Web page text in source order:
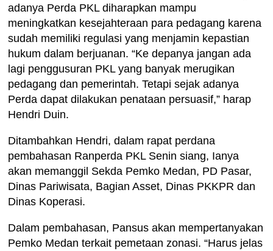
adanya Perda PKL diharapkan mampu
meningkatkan kesejahteraan para pedagang karena
sudah memiliki regulasi yang menjamin kepastian
hukum dalam berjuanan. “Ke depanya jangan ada
lagi penggusuran PKL yang banyak merugikan
pedagang dan pemerintah. Tetapi sejak adanya
Perda dapat dilakukan penataan persuasif,” harap
Hendri Duin.
Ditambahkan Hendri, dalam rapat perdana
pembahasan Ranperda PKL Senin siang, Ianya
akan memanggil Sekda Pemko Medan, PD Pasar,
Dinas Pariwisata, Bagian Asset, Dinas PKKPR dan
Dinas Koperasi.
Dalam pembahasan, Pansus akan mempertanyakan
Pemko Medan terkait pemetaan zonasi. “Harus jelas